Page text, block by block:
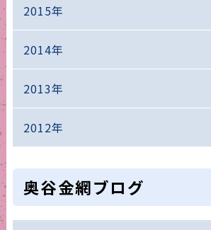
2015年
2014年
2013年
2012年
奥谷金網ブログ